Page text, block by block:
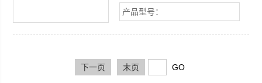
优良，螺纹规格齐全
产品型号：
下一页 末页